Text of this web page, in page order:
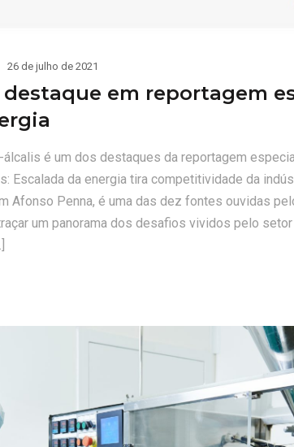
26 de julho de 2021
em reportagem
é um dos destaques da reportagem
Escalada da energia tira competitividade da
Afonso Penna, é uma das dez fontes ouvidas
um panorama dos desafios vividos pelo